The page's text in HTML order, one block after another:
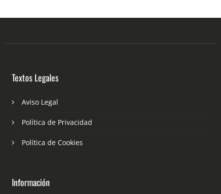
Textos Legales
Aviso Legal
Política de Privacidad
Política de Cookies
Información